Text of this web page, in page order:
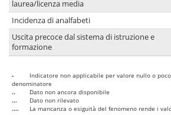
laurea/licenza media
Incidenza di analfabeti
Uscita precoce dal sistema di istruzione e
formazione
-
Indicatore non applicabile per valore nullo o
denominatore
..
Dato non ancora disponibile
...
Dato non rilevato
....
La mancanza o esiguità del fenomeno rende i